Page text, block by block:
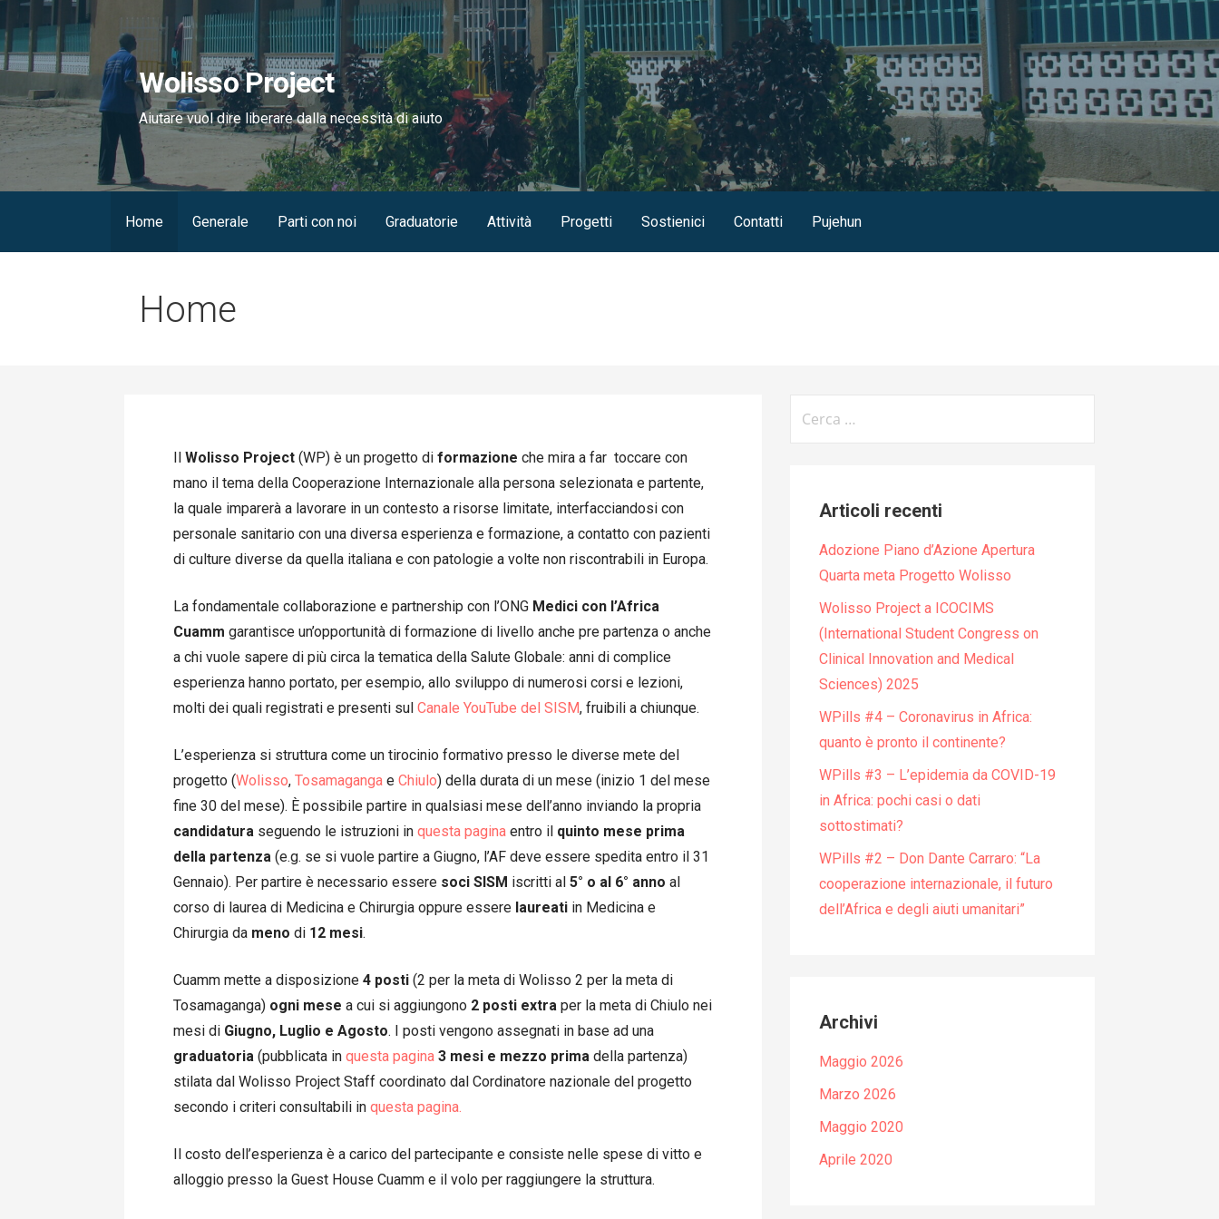
Passa
al
contenuto
Wolisso Project
Aiutare vuol dire liberare dalla necessità di aiuto
Home Generale Parti con noi Graduatorie Attività Progetti Sostienici Contatti Pujehun
Home
IlWolisso Project (WP) è un progetto diformazione che mira a far toccare con
mano il tema della Cooperazione Internazionale alla persona selezionata e partente,
la quale imparerà a lavorare in un contesto a risorse limitate, interfacciandosi con
personale sanitario con una diversa esperienza e formazione, a contatto con pazienti
di culture diverse da quella italiana e con patologie a volte non riscontrabili in Europa.
La fondamentale collaborazione e partnership con l’ONG Medici con l’Africa
Cuamm garantisce un’opportunità di formazione di livello anche pre partenza o anche
a chi vuole sapere di più circa la tematica della Salute Globale: anni di complice
esperienza hanno portato, per esempio, allo sviluppo di numerosi corsi e lezioni,
molti dei quali registrati e presenti sulCanale YouTube del SISM, fruibili a chiunque.
L’esperienza si struttura come un tirocinio formativo presso le diverse mete del
progetto (Wolisso,Tosamaganga eChiulo) della durata di un mese (inizio 1 del mese
fine 30 del mese). È possibile partire in qualsiasi mese dell’anno inviando la propria
candidatura seguendo le istruzioni inquesta pagina entro il quinto mese prima
della partenza(e.g. se si vuole partire a Giugno, l’AF deve essere spedita entro il 31
Gennaio). Per partire è necessario essere soci SISM iscritti al5° o al 6° anno al
corso di laurea di Medicina e Chirurgia oppure essere laureati in Medicina e
Chirurgia da meno di 12 mesi.
Cuamm mette a disposizione4 posti (2 per la meta di Wolisso 2 per la meta di
Tosamaganga) ogni mese a cui si aggiungono 2 posti extra per la meta di Chiulo nei
mesi di Giugno, Luglio e Agosto. I posti vengono assegnati in base ad una
graduatoria (pubblicata inquesta pagina 3 mesi e mezzo prima della partenza)
stilata dal Wolisso Project Staff coordinato dal Cordinatore nazionale del progetto
secondo i criteri consultabili inquesta pagina.
Il costo dell’esperienza è a carico del partecipante e consiste nelle spese di vitto e
alloggio presso la Guest House Cuamm e il volo per raggiungere la struttura.
Articoli recenti
Adozione Piano d’Azione Apertura
Quarta meta Progetto Wolisso
Wolisso Project a ICOCIMS
(International Student Congress on
Clinical Innovation and Medical
Sciences) 2025
WPills #4 – Coronavirus in Africa:
quanto è pronto il continente?
WPills #3 – L’epidemia da COVID-19
in Africa: pochi casi o dati
sottostimati?
WPills #2 – Don Dante Carraro: “La
cooperazione internazionale, il futuro
dell’Africa e degli aiuti umanitari”
Archivi
Maggio 2026
Marzo 2026
Maggio 2020
Aprile 2020